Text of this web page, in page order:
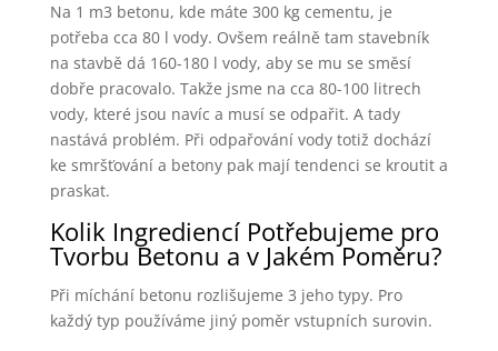
Na 1 m3 betonu, kde máte 300 kg cementu, je
potřeba cca 80 l vody. Ovšem reálně tam stavebník
na stavbě dá 160-180 l vody, aby se mu se směsí
dobře pracovalo. Takže jsme na cca 80-100 litrech
vody, které jsou navíc a musí se odpařit. A tady
nastává problém. Při odpařování vody totiž dochází
ke smršťování a betony pak mají tendenci se kroutit a
praskat.
Kolik Ingrediencí Potřebujeme pro
Tvorbu Betonu a v Jakém Poměru?
Při míchání betonu rozlišujeme 3 jeho typy. Pro
každý typ používáme jiný poměr vstupních surovin.